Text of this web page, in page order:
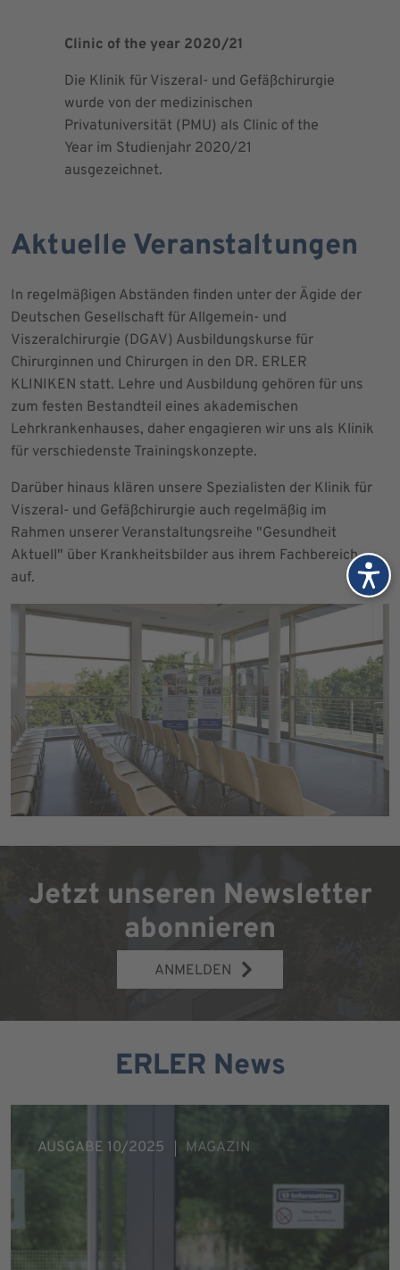
Clinic of the year 2020/21
Die Klinik für Viszeral- und Gefäßchirurgie
wurde von der medizinischen
Privatuniversität (PMU) als Clinic of the
Year im Studienjahr 2020/21
ausgezeichnet.
Aktuelle Veranstaltungen
In regelmäßigen Abständen finden unter der Ägide der
Deutschen Gesellschaft für Allgemein- und
Viszeralchirurgie (DGAV) Ausbildungskurse für
Chirurginnen und Chirurgen in den DR. ERLER
KLINIKEN statt. Lehre und Ausbildung gehören für uns
zum festen Bestandteil eines akademischen
Lehrkrankenhauses, daher engagieren wir uns als Klinik
für verschiedenste Trainingskonzepte.
Darüber hinaus klären unsere Spezialisten der Klinik für
Viszeral- und Gefäßchirurgie auch regelmäßig im
Rahmen unserer Veranstaltungsreihe "Gesundheit
Aktuell" über Krankheitsbilder aus ihrem Fachbereich
auf.
Jetzt unseren Newsletter
abonnieren
ANMELDEN
ERLER News
AUSGABE 10/2025 MAGAZIN